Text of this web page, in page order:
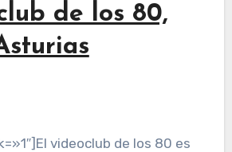
de los 80,
videoclub de los 80 es